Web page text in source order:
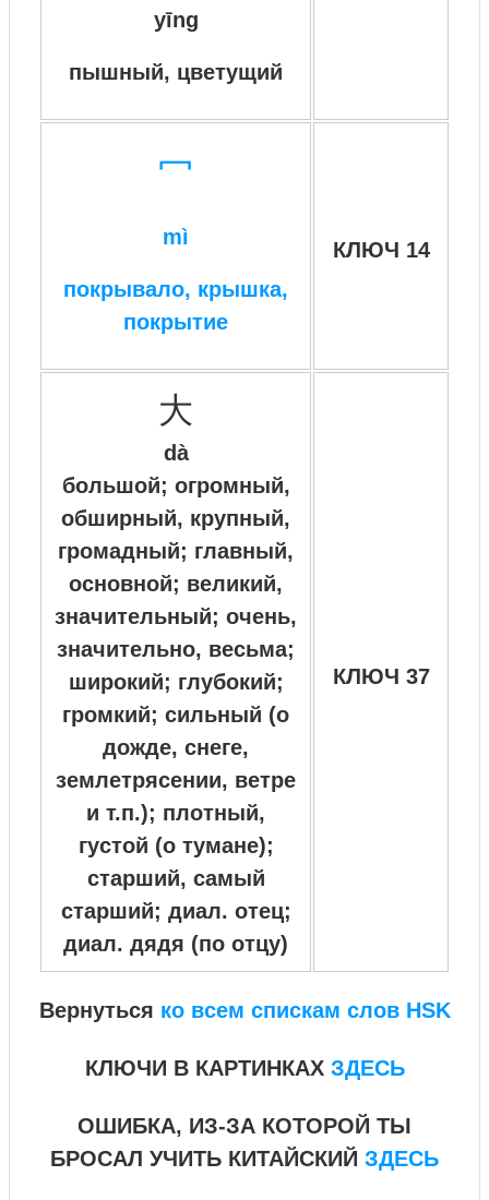
yīng
пышный, цветущий
冖
mì
покрывало, крышка,
покрытие
КЛЮЧ 14
大
dà
большой; огромный,
обширный, крупный,
громадный; главный,
основной; великий,
значительный; очень,
значительно, весьма;
широкий; глубокий;
громкий; сильный (о
дожде, снеге,
землетрясении, ветре
и т.п.); плотный,
густой (о тумане);
старший, самый
старший; диал. отец;
диал. дядя (по отцу)
КЛЮЧ 37
Вернуться ко всем спискам слов HSK
КЛЮЧИ В КАРТИНКАХ ЗДЕСЬ
ОШИБКА, ИЗ-ЗА КОТОРОЙ ТЫ
БРОСАЛ УЧИТЬ КИТАЙСКИЙ ЗДЕСЬ